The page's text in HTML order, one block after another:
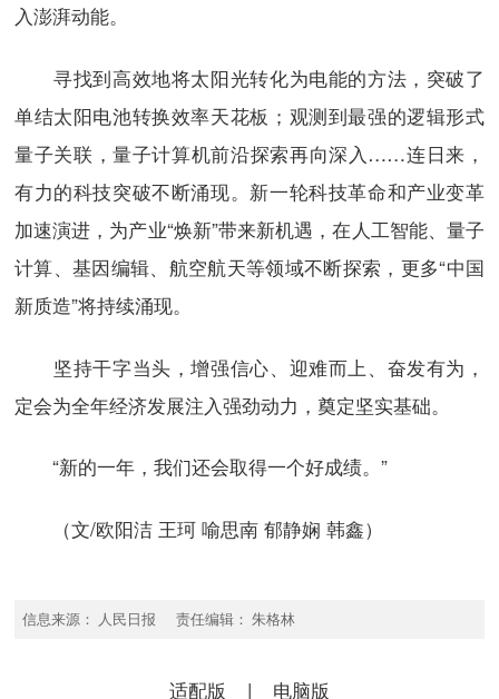
入澎湃动能。
寻找到高效地将太阳光转化为电能的方法，突破了
单结太阳电池转换效率天花板；观测到最强的逻辑形式
量子关联，量子计算机前沿探索再向深入……连日来，
有力的科技突破不断涌现。新一轮科技革命和产业变革
加速演进，为产业“焕新”带来新机遇，在人工智能、量子
计算、基因编辑、航空航天等领域不断探索，更多“中国
新质造”将持续涌现。
坚持干字当头，增强信心、迎难而上、奋发有为，
定会为全年经济发展注入强劲动力，奠定坚实基础。
“新的一年，我们还会取得一个好成绩。”
（文/欧阳洁 王珂 喻思南 郁静娴 韩鑫）
信息来源： 人民日报 责任编辑： 朱格林
适配版 | 电脑版